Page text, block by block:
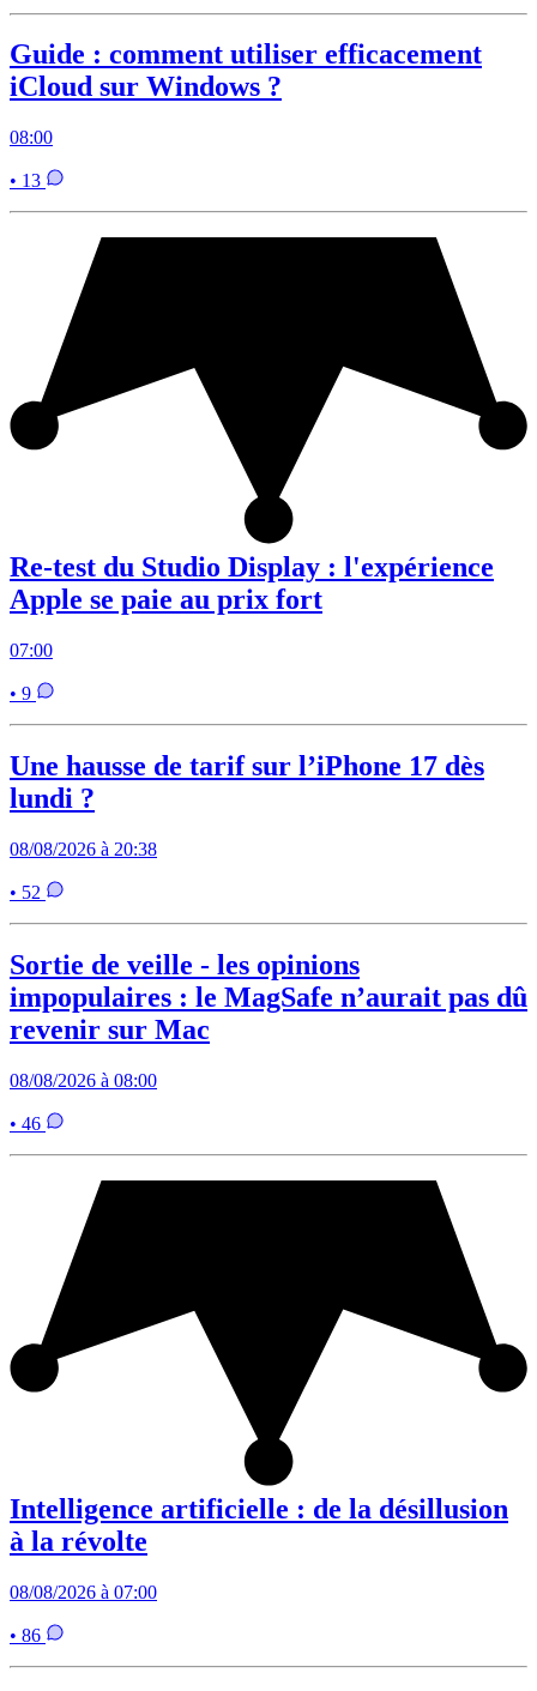
Guide : comment utiliser efficacement
iCloud sur Windows ?
08:00
• 13
Re-test du Studio Display : l'expérience
Apple se paie au prix fort
07:00
• 9
Une hausse de tarif sur l’iPhone 17 dès
lundi ?
08/08/2026 à 20:38
• 52
Sortie de veille - les opinions
impopulaires : le MagSafe n’aurait pas dû
revenir sur Mac
08/08/2026 à 08:00
• 46
Intelligence artificielle : de la désillusion
à la révolte
08/08/2026 à 07:00
• 86